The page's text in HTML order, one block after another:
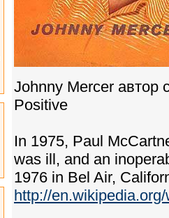
Johnny Mercer автор
Positive
In 1975, Paul
was ill, and an
1976 in Bel Air,
http://